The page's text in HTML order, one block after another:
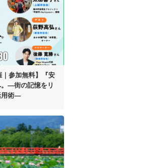
参加無料】
『安
―街の記憶をリ
用術―